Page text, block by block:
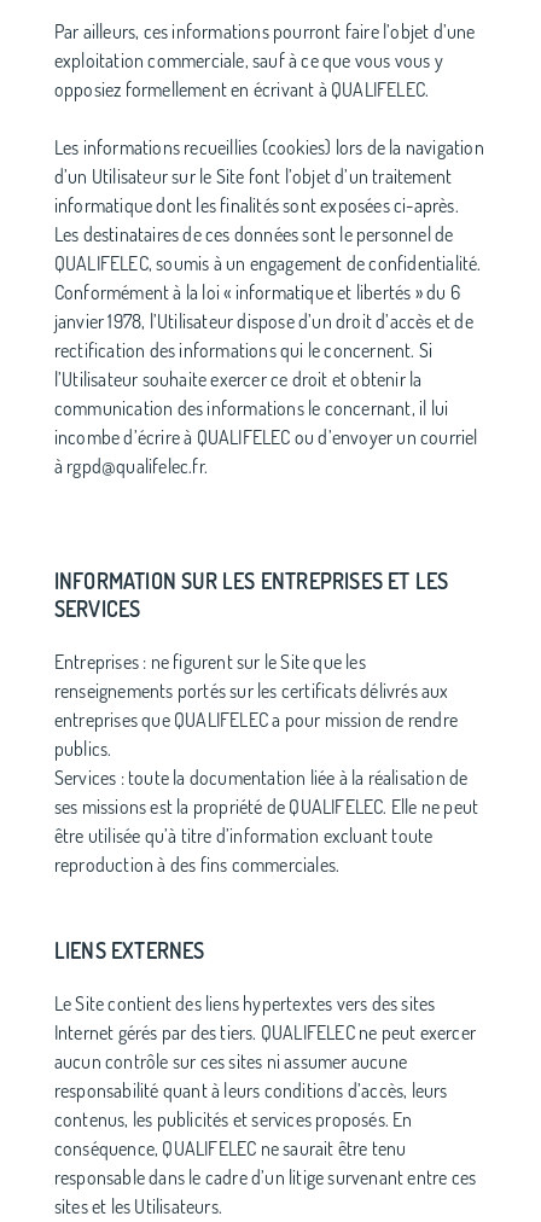
Par ailleurs, ces informations pourront faire l’objet d’une
exploitation commerciale, sauf à ce que vous vous y
opposiez formellement en écrivant à QUALIFELEC.
Les informations recueillies (cookies) lors de la navigation
d’un Utilisateur sur le Site font l’objet d’un traitement
informatique dont les finalités sont exposées ci-après.
Les destinataires de ces données sont le personnel de
QUALIFELEC, soumis à un engagement de confidentialité.
Conformément à la loi « informatique et libertés » du 6
janvier 1978, l’Utilisateur dispose d’un droit d’accès et de
rectification des informations qui le concernent. Si
l’Utilisateur souhaite exercer ce droit et obtenir la
communication des informations le concernant, il lui
incombe d’écrire à QUALIFELEC ou d’envoyer un courriel
à rgpd@qualifelec.fr.
INFORMATION SUR LES ENTREPRISES ET LES
SERVICES
Entreprises : ne figurent sur le Site que les
renseignements portés sur les certificats délivrés aux
entreprises que QUALIFELEC a pour mission de rendre
publics.
Services : toute la documentation liée à la réalisation de
ses missions est la propriété de QUALIFELEC. Elle ne peut
être utilisée qu’à titre d’information excluant toute
reproduction à des fins commerciales.
LIENS EXTERNES
Le Site contient des liens hypertextes vers des sites
Internet gérés par des tiers. QUALIFELEC ne peut exercer
aucun contrôle sur ces sites ni assumer aucune
responsabilité quant à leurs conditions d’accès, leurs
contenus, les publicités et services proposés. En
conséquence, QUALIFELEC ne saurait être tenu
responsable dans le cadre d’un litige survenant entre ces
sites et les Utilisateurs.